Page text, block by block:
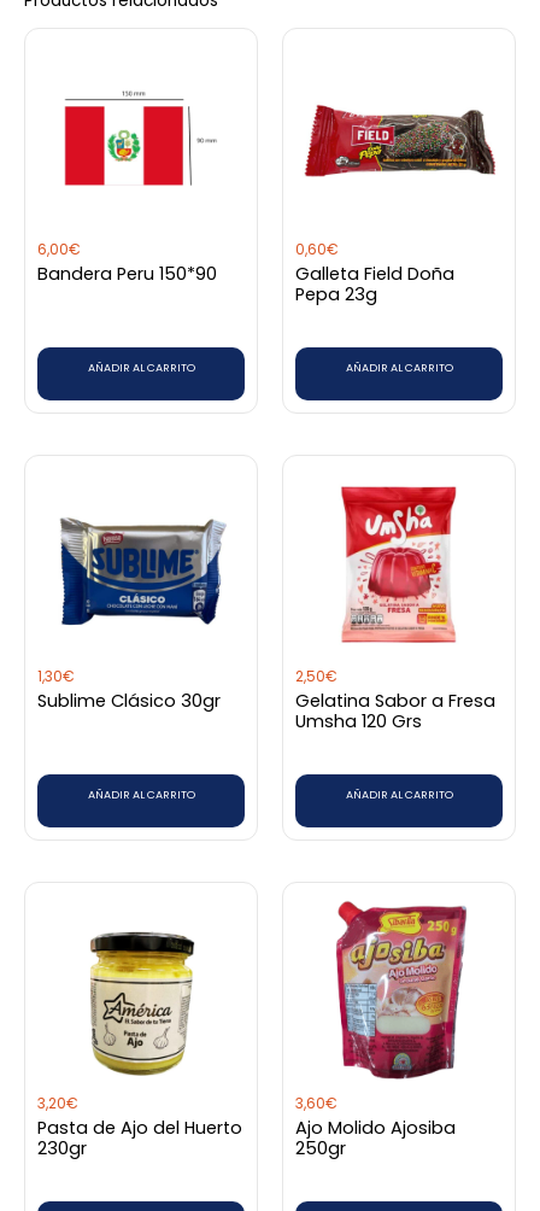
6,00€
Bandera Peru 150*90
AÑADIR AL CARRITO
0,60€
Galleta Field Doña
Pepa 23g
AÑADIR AL CARRITO
1,30€
Sublime Clásico 30gr
AÑADIR AL CARRITO
2,50€
Gelatina Sabor a Fresa
Umsha 120 Grs
AÑADIR AL CARRITO
3,20€
Pasta de Ajo del Huerto
230gr
3,60€
Ajo Molido Ajosiba
250gr